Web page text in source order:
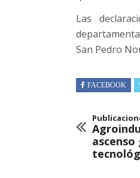
Las
San Pedro
FACEBOOK
ascenso